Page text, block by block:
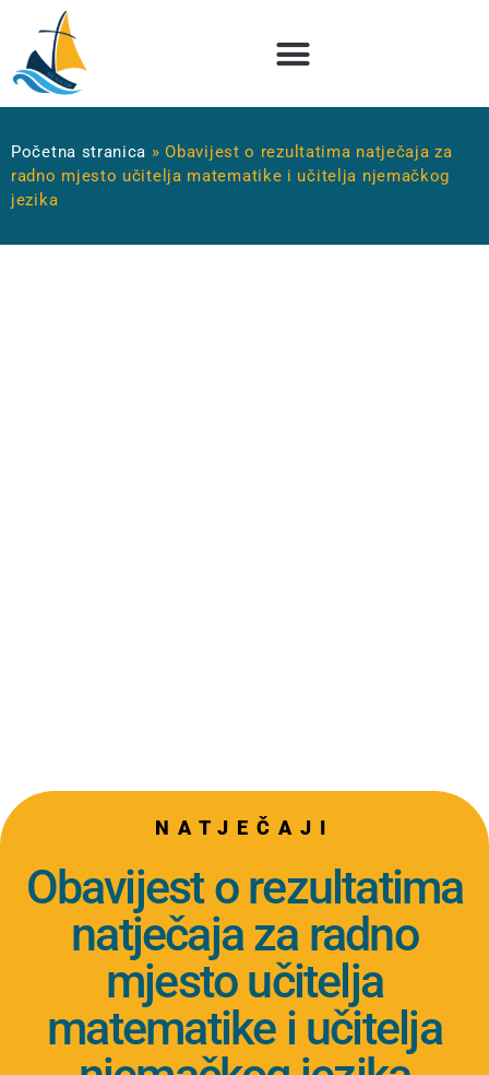
Početna stranica »Obavijest o rezultatima natječaja za
radno mjesto učitelja matematike i učitelja njemačkog
jezika
NATJEČAJI
Obavijest o rezultatima
natječaja za radno
mjesto učitelja
matematike i učitelja